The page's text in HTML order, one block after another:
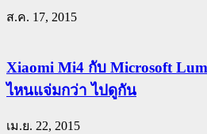
ส.ค. 17, 2015
Xiaomi Mi4 กับ Microsoft
ไหนแจ่มกว่า ไปดูกัน
เม.ย. 22, 2015